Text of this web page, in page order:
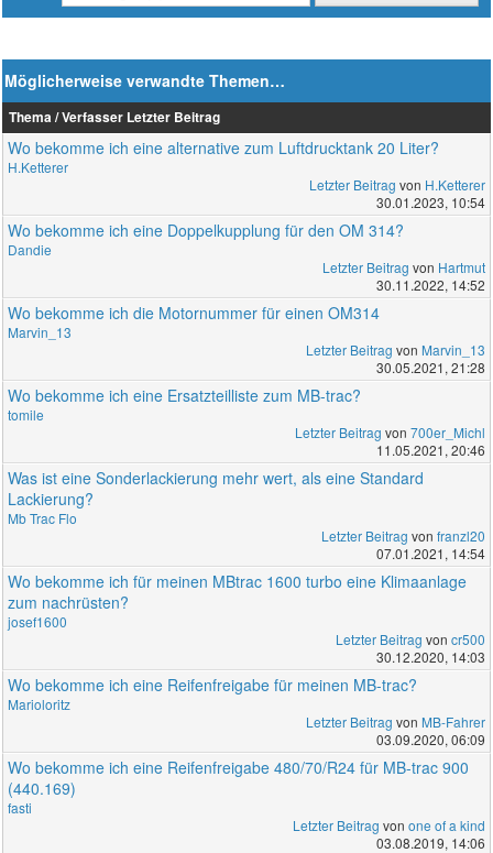
Möglicherweise verwandte Themen…
Thema / Verfasser Letzter Beitrag
Wo bekomme ich eine alternative zum Luftdrucktank 20 Liter?
H.Ketterer
Letzter Beitrag von H.Ketterer
30.01.2023, 10:54
Wo bekomme ich eine Doppelkupplung für den OM 314?
Dandie
Letzter Beitrag von Hartmut
30.11.2022, 14:52
Wo bekomme ich die Motornummer für einen OM314
Marvin_13
Letzter Beitrag von Marvin_13
30.05.2021, 21:28
Wo bekomme ich eine Ersatzteilliste zum MB-trac?
tomile
Letzter Beitrag von 700er_Michl
11.05.2021, 20:46
Was ist eine Sonderlackierung mehr wert, als eine Standard
Lackierung?
Mb Trac Flo
Letzter Beitrag von franzl20
07.01.2021, 14:54
Wo bekomme ich für meinen MBtrac 1600 turbo eine Klimaanlage
zum nachrüsten?
josef1600
Letzter Beitrag von cr500
30.12.2020, 14:03
Wo bekomme ich eine Reifenfreigabe für meinen MB-trac?
Marioloritz
Letzter Beitrag von MB-Fahrer
03.09.2020, 06:09
Wo bekomme ich eine Reifenfreigabe 480/70/R24 für MB-trac 900
(440.169)
fasti
Letzter Beitrag von one of a kind
03.08.2019, 14:06